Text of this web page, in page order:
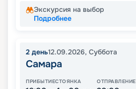
Экскурсия на выбор
Подробнее
2 день12.09.2026, Суббота
Самара
ПРИБЫТИЕСТОЯНКА ОТПРАВЛЕНИЕ